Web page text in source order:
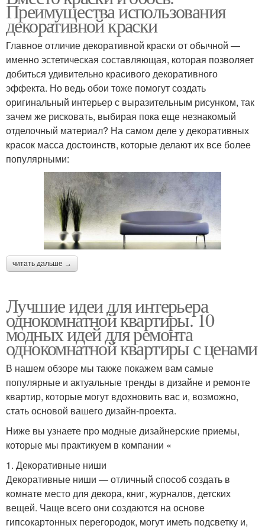
Преимущества использования
декоративной краски
Главное отличие декоративной краски от обычной —
именно эстетическая составляющая, которая позволяет
добиться удивительно красивого декоративного
эффекта. Но ведь обои тоже помогут создать
оригинальный интерьер с выразительным рисунком, так
зачем же рисковать, выбирая пока еще незнакомый
отделочный материал? На самом деле у декоративных
красок масса достоинств, которые делают их все более
популярными:
читать дальше →
Лучшие идеи для интерьера
однокомнатной квартиры. 10
модных идей для ремонта
однокомнатной квартиры с ценами
В нашем обзоре мы также покажем вам самые
популярные и актуальные тренды в дизайне и ремонте
квартир, которые могут вдохновить вас и, возможно,
стать основой вашего дизайн-проекта.
Ниже вы узнаете про модные дизайнерские приемы,
которые мы практикуем в компании «
1. Декоративные ниши
Декоративные ниши — отличный способ создать в
комнате место для декора, книг, журналов, детских
вещей. Чаще всего они создаются на основе
гипсокартонных перегородок, могут иметь подсветку и,